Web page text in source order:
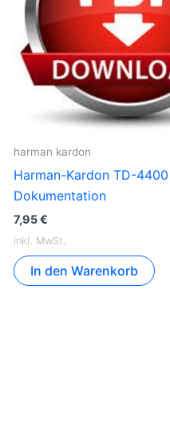
harman kardon
Harman-Kardon TD-4400
Dokumentation
7,95€
inkl. MwSt.
In den Warenkorb